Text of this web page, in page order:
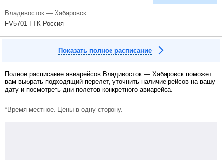
Владивосток — Хабаровск
FV5701 ГТК Россия
Показать полное расписание
Полное расписание авиарейсов Владивосток — Хабаровск поможет
вам выбрать подходящий перелет, уточнить наличие рейсов на вашу
дату и посмотреть дни полетов конкретного авиарейса.
*Время местное. Цены в одну сторону.